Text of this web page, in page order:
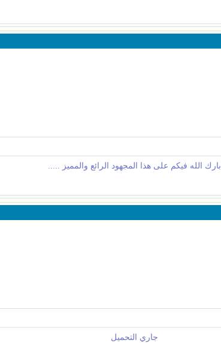
بارك الله فيكم على هذا المجهود الرائع والمميز .....
جاري التحميل